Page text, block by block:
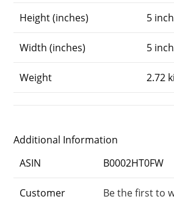
Height (inches) 5
Width (inches) 5
Weight 2.72
Additional Information
ASIN
B0002HT0FW
Customer
Be the first to